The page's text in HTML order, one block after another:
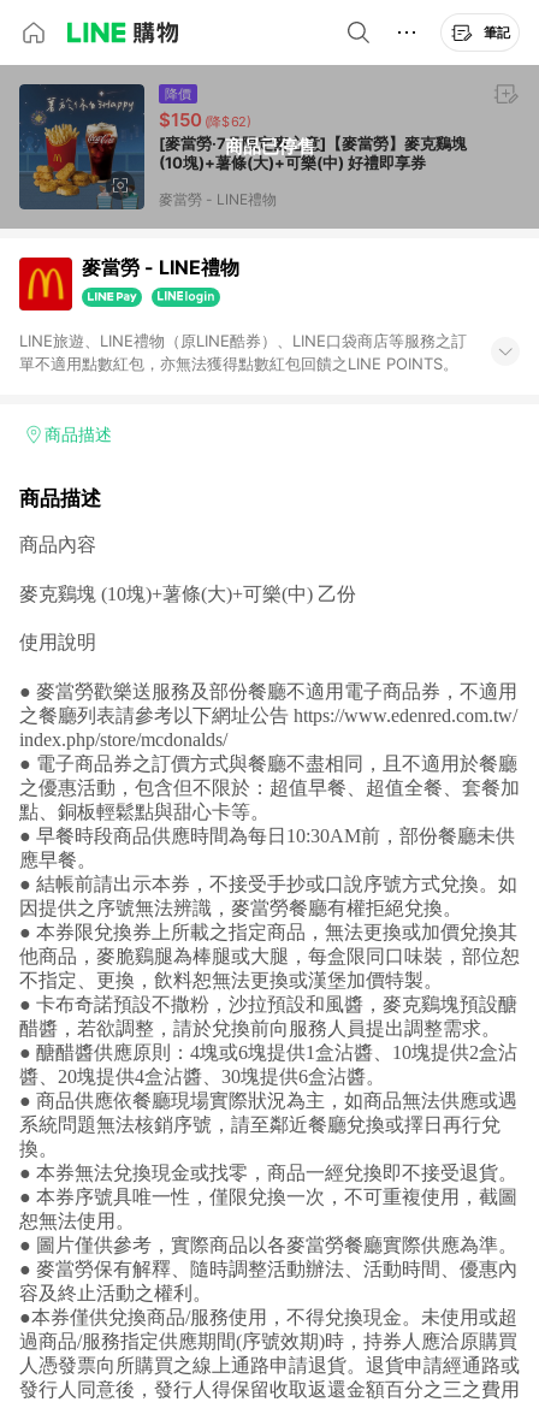
筆記
商品已停售
降價
$150 (降$62)
[麥當勞·7月限定麥心意]【麥當勞】麥克鷄塊
(10塊)+薯條(大)+可樂(中) 好禮即享券
麥當勞 - LINE禮物
麥當勞 - LINE禮物
LINE旅遊、LINE禮物（原LINE酷券）、LINE口袋商店等服務之訂
單不適用點數紅包，亦無法獲得點數紅包回饋之LINE POINTS。
商品描述
商品描述
商品內容
麥克鷄塊 (10塊)+薯條(大)+可樂(中) 乙份
使用說明
● 麥當勞歡樂送服務及部份餐廳不適用電子商品券，不適用
之餐廳列表請參考以下網址公告 https://www.edenred.com.tw/
index.php/store/mcdonalds/
● 電子商品券之訂價方式與餐廳不盡相同，且不適用於餐廳
之優惠活動，包含但不限於：超值早餐、超值全餐、套餐加
點、銅板輕鬆點與甜心卡等。
● 早餐時段商品供應時間為每日10:30AM前，部份餐廳未供
應早餐。
● 結帳前請出示本券，不接受手抄或口說序號方式兌換。如
因提供之序號無法辨識，麥當勞餐廳有權拒絕兌換。
● 本券限兌換券上所載之指定商品，無法更換或加價兌換其
他商品，麥脆鷄腿為棒腿或大腿，每盒限同口味裝，部位恕
不指定、更換，飲料恕無法更換或漢堡加價特製。
● 卡布奇諾預設不撒粉，沙拉預設和風醬，麥克鷄塊預設醣
醋醬，若欲調整，請於兌換前向服務人員提出調整需求。
● 醣醋醬供應原則：4塊或6塊提供1盒沾醬、10塊提供2盒沾
醬、20塊提供4盒沾醬、30塊提供6盒沾醬。
● 商品供應依餐廳現場實際狀況為主，如商品無法供應或遇
系統問題無法核銷序號，請至鄰近餐廳兌換或擇日再行兌
換。
● 本券無法兌換現金或找零，商品一經兌換即不接受退貨。
● 本券序號具唯一性，僅限兌換一次，不可重複使用，截圖
恕無法使用。
● 圖片僅供參考，實際商品以各麥當勞餐廳實際供應為準。
● 麥當勞保有解釋、隨時調整活動辦法、活動時間、優惠內
容及終止活動之權利。
●本券僅供兌換商品/服務使用，不得兌換現金。未使用或超
過商品/服務指定供應期間(序號效期)時，持券人應洽原購買
人憑發票向所購買之線上通路申請退貨。退貨申請經通路或
發行人同意後，發行人得保留收取返還金額百分之三之費用